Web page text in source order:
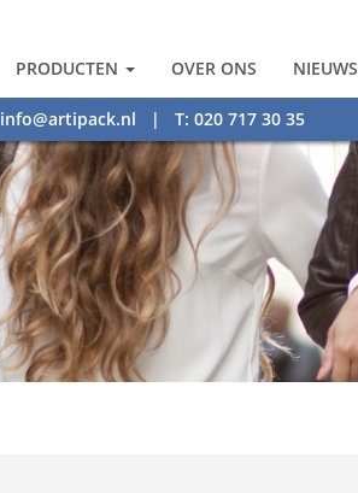
PRODUCTEN OVER ONS NIEUWS
info@artipack.nl | T: 020 717 30 35